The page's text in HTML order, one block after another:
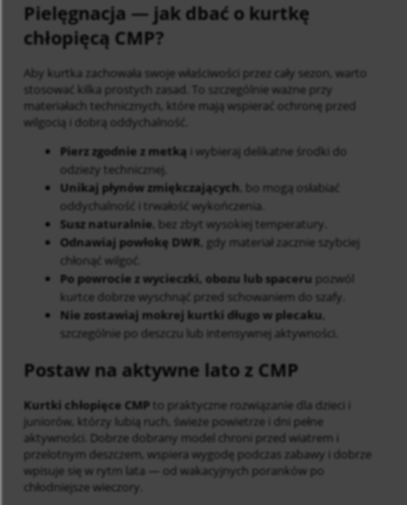
Pielęgnacja — jak dbać o kurtkę
chłopięcą CMP?
Aby kurtka zachowała swoje właściwości przez cały sezon, warto
stosować kilka prostych zasad. To szczególnie ważne przy
materiałach technicznych, które mają wspierać ochronę przed
wilgocią i dobrą oddychalność.
Pierz zgodnie z metką i wybieraj delikatne środki do
odzieży technicznej.
Unikaj płynów zmiękczających , bo mogą osłabiać
oddychalność i trwałość wykończenia.
Susz naturalnie , bez zbyt wysokiej temperatury.
Odnawiaj powłokę DWR , gdy materiał zacznie szybciej
chłonąć wilgoć.
Po powrocie z wycieczki, obozu lub spaceru pozwól
kurtce dobrze wyschnąć przed schowaniem do szafy.
Nie zostawiaj mokrej kurtki długo w plecaku
szczególnie po deszczu lub intensywnej aktywności.
Postaw na aktywne lato z CMP
Kurtki chłopięce CMP to praktyczne rozwiązanie dla dzieci i
juniorów, którzy lubią ruch, świeże powietrze i dni pełne
aktywności. Dobrze dobrany model chroni przed wiatrem i
przelotnym deszczem, wspiera wygodę podczas zabawy i dobrze
wpisuje się w rytm lata — od wakacyjnych poranków po
chłodniejsze wieczory.